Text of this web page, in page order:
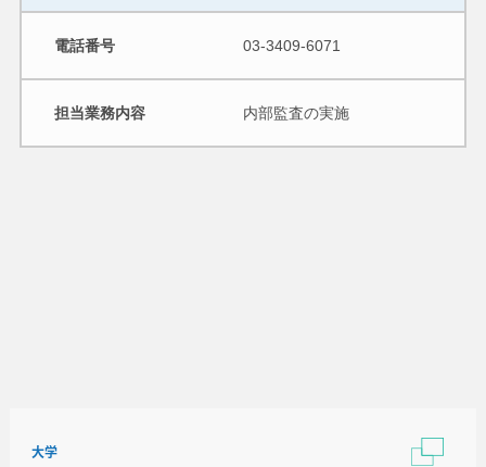
電話番号 03-3409-6071
担当業務内容 内部監査の実施
大学